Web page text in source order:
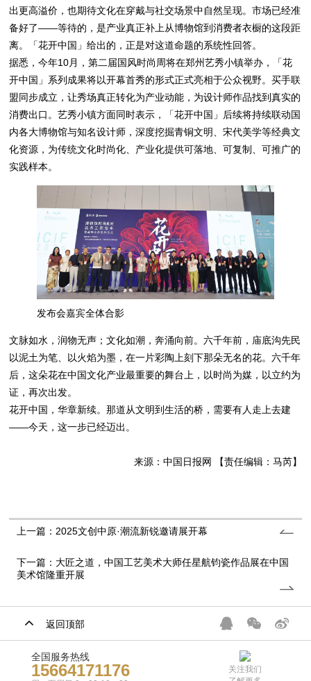
出更高溢价，也期待文化在穿戴与社交场景中自然呈现。市场已经准
备好了——等待的，是产业真正补上从博物馆到消费者衣橱的这段距
离。「花开中国」给出的，正是对这道命题的系统性回答。
据悉，今年10月，第二届国风时尚周将在郑州艺秀小镇举办，「花
开中国」系列成果将以开幕首秀的形式正式亮相于公众视野。买手联
盟同步成立，让秀场真正转化为产业动能，为设计师作品找到真实的
消费出口。艺秀小镇方面同时表示，「花开中国」后续将持续联动国
内各大博物馆与知名设计师，深度挖掘青铜文明、宋代美学等经典文
化资源，为传统文化时尚化、产业化提供可落地、可复制、可推广的
实践样本。
发布会嘉宾全体合影
文脉如水，润物无声；文化如潮，奔涌向前。六千年前，庙底沟先民
以泥土为笔、以火焰为墨，在一片彩陶上刻下那朵无名的花。六千年
后，这朵花在中国文化产业最重要的舞台上，以时尚为媒，以立约为
证，再次出发。
花开中国，华章新续。那道从文明到生活的桥，需要有人走上去建
——今天，这一步已经迈出。
来源：中国日报网 【责任编辑：马芮】
上一篇：2025文创中原·潮流新锐邀请展开幕
下一篇：大匠之道，中国工艺美术大师任星航钧瓷作品展在中国
美术馆隆重开展
返回顶部
全国服务热线
15664171176
关注我们